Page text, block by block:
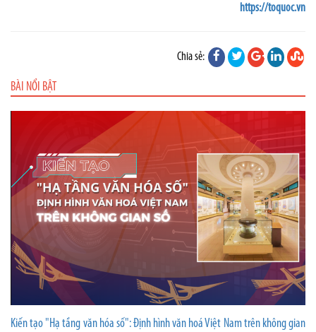
https://toquoc.vn
Chia sẻ:
BÀI NỔI BẬT
Kiến tạo "Hạ tầng văn hóa số": Định hình văn hoá Việt Nam trên không gian